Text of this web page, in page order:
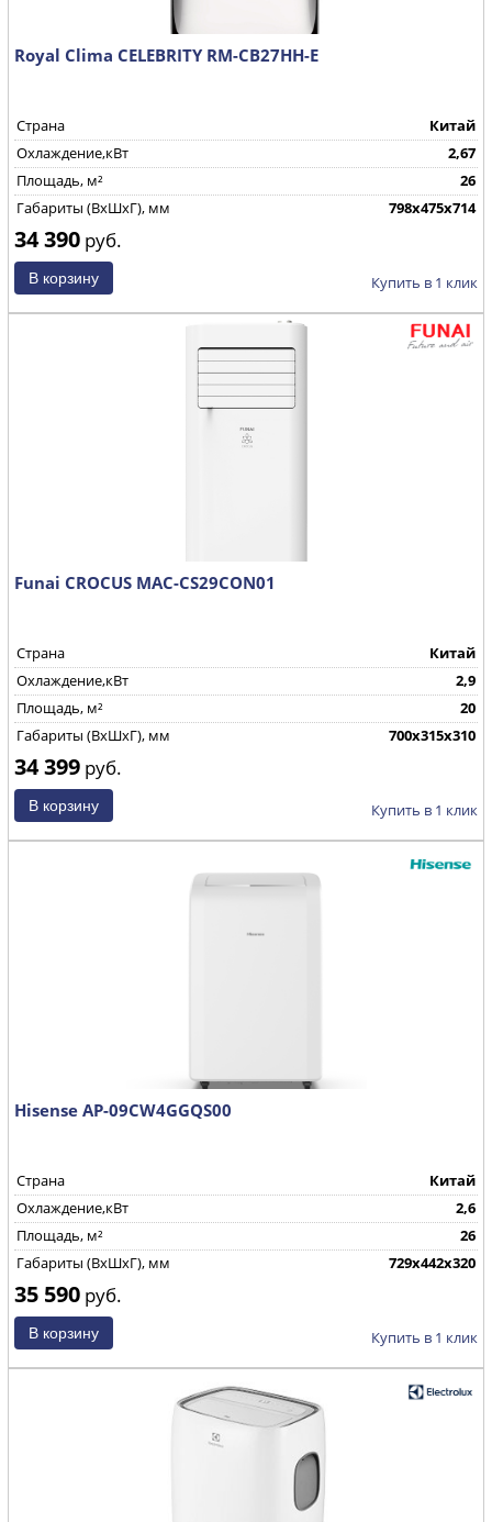
Royal Clima CELEBRITY RM-СB27HH-E
Страна
Китай
Охлаждение,кВт
2,67
Площадь, м²
26
Габариты (ВхШхГ), мм
798х475х714
34 390 руб.
Купить в 1 клик
Funai CROCUS MAC-CS29CON01
Страна
Китай
Охлаждение,кВт
2,9
Площадь, м²
20
Габариты (ВхШхГ), мм
700x315x310
34 399 руб.
Купить в 1 клик
Hisense AP-09CW4GGQS00
Страна
Китай
Охлаждение,кВт
2,6
Площадь, м²
26
Габариты (ВхШхГ), мм
729х442х320
35 590 руб.
Купить в 1 клик